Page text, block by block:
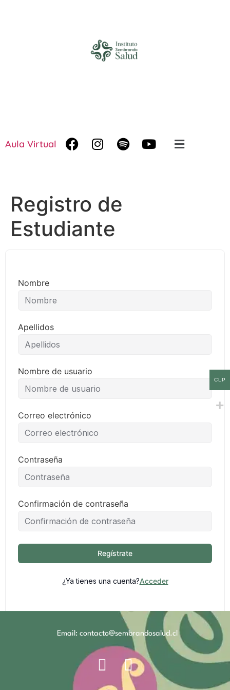
Aula Virtual
Registro de
Estudiante
Nombre
Apellidos
Nombre de usuario
Correo electrónico
Contraseña
Confirmación de contraseña
Regístrate
¿Ya tienes una cuenta?Acceder
Email: contacto@sembrandosalud.cl
CLP